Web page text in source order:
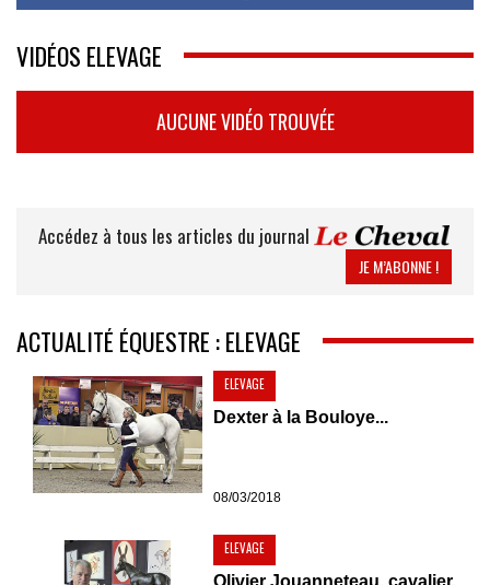
VIDÉOS ELEVAGE
AUCUNE VIDÉO TROUVÉE
Accédez à tous les articles du journal
JE M’ABONNE !
ACTUALITÉ ÉQUESTRE : ELEVAGE
ELEVAGE
Dexter à la Bouloye...
08/03/2018
ELEVAGE
Olivier Jouanneteau, cavalier,